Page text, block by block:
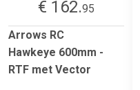
€ 162.95
Arrows RC
Hawkeye 600mm -
RTF met Vector